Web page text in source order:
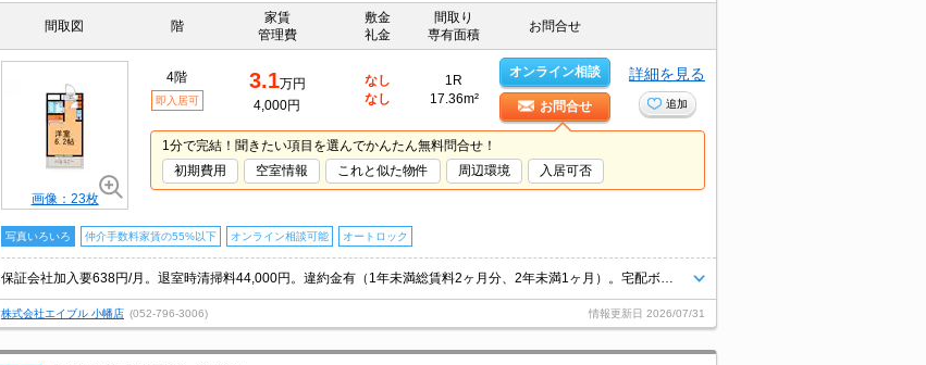
間取図 階
家賃
管理費
敷金
礼金
間取り
専有面積
お問合せ
画像：23枚
4階
即入居可
3.1万円
4,000円
なし
なし
1R
17.36m²
オンライン相談
お問合せ
詳細を見る
追加
1分で完結！聞きたい項目を選んでかんたん無料問合せ！
初期費用
空室情報 これと似た物件 周辺環境 入居可否
写真いろいろ 仲介手数料家賃の55%以下 オンライン相談可能 オートロック
株式会社エイブル 小幡店 (052-796-3006) 情報更新日 2026/07/31